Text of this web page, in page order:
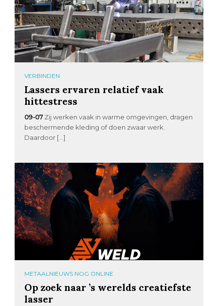
VERBINDEN
Lassers ervaren relatief vaak
hittestress
09-07 Zij werken vaak in warme omgevingen, dragen
beschermende kleding of doen zwaar werk.
Daardoor […]
METAALNIEUWS NOG ONLINE
Op zoek naar ’s werelds creatiefste
lasser